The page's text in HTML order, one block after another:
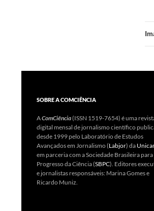
SOBRE A COMCIÊNCIA
AComCiência(ISSN 1519-7654) é uma
digital mensal de jornalismo científico
desde 1999 pelo Laboratório de Estudos
Avançados em Jornalismo (Labjor) da
em parceria com a Sociedade Brasileira para
Progresso da Ciência (SBPC). Editores
e jornalistas responsáveis: Marina Gomes e
Ricardo Muniz.